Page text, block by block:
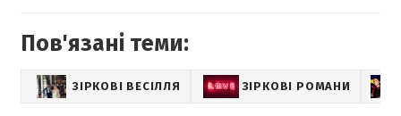
Пов'язані теми:
ЗІРКОВІ ВЕСІЛЛЯ ЗІРКОВІ РОМАНИ